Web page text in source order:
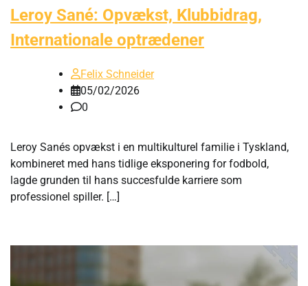
Leroy Sané: Opvækst, Klubbidrag,
Internationale optrædener
Felix Schneider
05/02/2026
0
Leroy Sanés opvækst i en multikulturel familie i Tyskland,
kombineret med hans tidlige eksponering for fodbold,
lagde grunden til hans succesfulde karriere som
professionel spiller. […]